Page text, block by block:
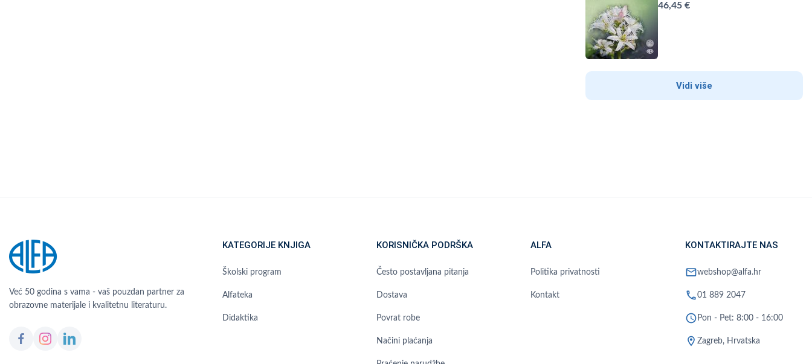
46,45 €
Vidi više
Već 50 godina s vama - vaš pouzdan partner za
obrazovne materijale i kvalitetnu literaturu.
KATEGORIJE KNJIGA
Školski program
Alfateka
Didaktika
KORISNIČKA PODRŠKA
Često postavljana pitanja
Dostava
Povrat robe
Načini plaćanja
ALFA
Politika privatnosti
Kontakt
KONTAKTIRAJTE NAS
mailwebshop@alfa.hr
phone01 889 2047
schedule Pon - Pet: 8:00 - 16:00
location_on Zagreb, Hrvatska